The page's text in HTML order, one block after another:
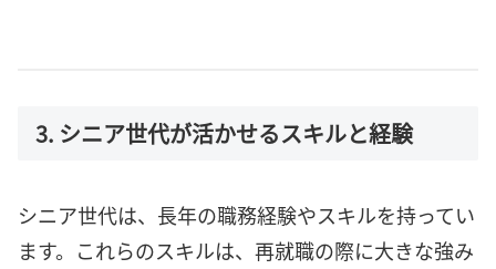
3. シニア世代が活かせるスキルと経験
シニア世代は、長年の職務経験やスキルを持ってい
ます。これらのスキルは、再就職の際に大きな強み